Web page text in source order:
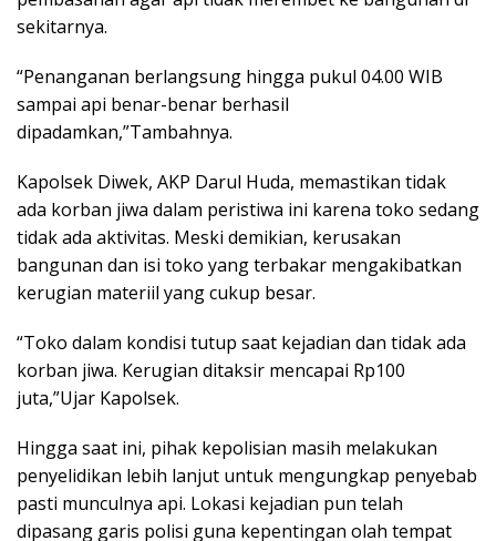
sekitarnya.
“Penanganan berlangsung hingga pukul 04.00 WIB
sampai api benar-benar berhasil
dipadamkan,”Tambahnya.
Kapolsek Diwek, AKP Darul Huda, memastikan tidak
ada korban jiwa dalam peristiwa ini karena toko sedang
tidak ada aktivitas. Meski demikian, kerusakan
bangunan dan isi toko yang terbakar mengakibatkan
kerugian materiil yang cukup besar.
“Toko dalam kondisi tutup saat kejadian dan tidak ada
korban jiwa. Kerugian ditaksir mencapai Rp100
juta,”Ujar Kapolsek.
Hingga saat ini, pihak kepolisian masih melakukan
penyelidikan lebih lanjut untuk mengungkap penyebab
pasti munculnya api. Lokasi kejadian pun telah
dipasang garis polisi guna kepentingan olah tempat